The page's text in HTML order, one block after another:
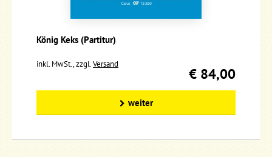
König Keks (Partitur)
inkl. MwSt., zzgl.Versand
€ 84,00
weiter